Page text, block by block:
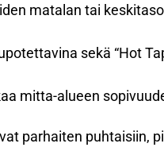
matalan tai
sekä “Hot
mitta-alueen
parhaiten puhtaisiin,